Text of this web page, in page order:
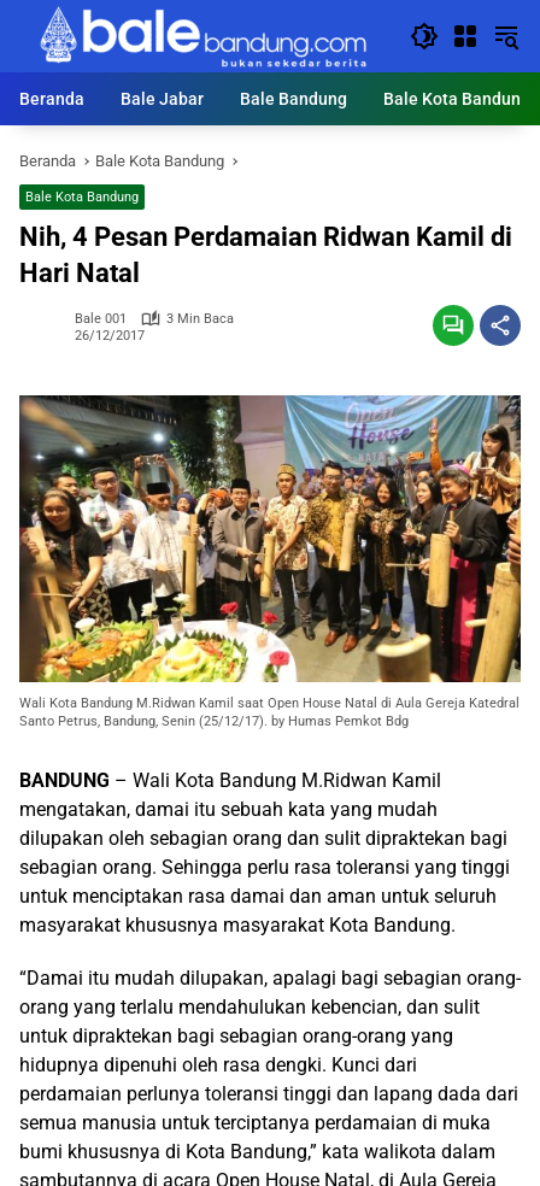
Langsung
konten
Beranda
Bale Jabar Bale Bandung Bale Kota Bandung
Beranda Bale Kota Bandung
Bale Kota Bandung
Nih, 4 Pesan Perdamaian Ridwan Kamil di
Hari Natal
Bale 001
3 Min Baca
26/12/2017
Wali Kota Bandung M.Ridwan Kamil saat Open House Natal di Aula Gereja Katedral
Santo Petrus, Bandung, Senin (25/12/17). by Humas Pemkot Bdg
BANDUNG – Wali Kota Bandung M.Ridwan Kamil
mengatakan, damai itu sebuah kata yang mudah
dilupakan oleh sebagian orang dan sulit dipraktekan bagi
sebagian orang. Sehingga perlu rasa toleransi yang tinggi
untuk menciptakan rasa damai dan aman untuk seluruh
masyarakat khususnya masyarakat Kota Bandung.
“Damai itu mudah dilupakan, apalagi bagi sebagian orang-
orang yang terlalu mendahulukan kebencian, dan sulit
untuk dipraktekan bagi sebagian orang-orang yang
hidupnya dipenuhi oleh rasa dengki. Kunci dari
perdamaian perlunya toleransi tinggi dan lapang dada dari
semua manusia untuk terciptanya perdamaian di muka
bumi khususnya di Kota Bandung,” kata walikota dalam
sambutannya di acara Open House Natal, di Aula Gereja